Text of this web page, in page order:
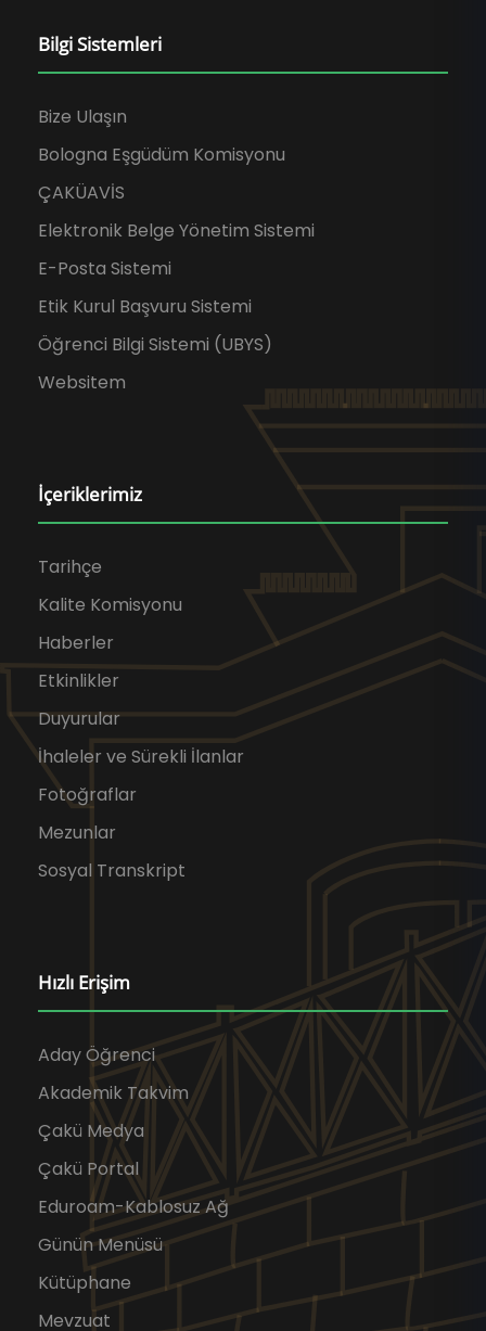
Bilgi Sistemleri
Bize Ulaşın
Bologna Eşgüdüm Komisyonu
ÇAKÜAVİS
Elektronik Belge Yönetim Sistemi
E-Posta Sistemi
Etik Kurul Başvuru Sistemi
Öğrenci Bilgi Sistemi (UBYS)
Websitem
İçeriklerimiz
Tarihçe
Kalite Komisyonu
Haberler
Etkinlikler
Duyurular
İhaleler ve Sürekli İlanlar
Fotoğraflar
Mezunlar
Sosyal Transkript
Hızlı Erişim
Aday Öğrenci
Akademik Takvim
Çakü Medya
Çakü Portal
Eduroam-Kablosuz Ağ
Günün Menüsü
Kütüphane
Mevzuat